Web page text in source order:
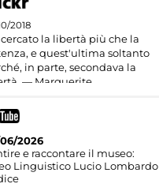
2018
la libertà più che la
e quest'ultima soltanto
in parte, secondava la
— Marguerite
2026
e raccontare il museo:
Linguistico Lucio Lombardo